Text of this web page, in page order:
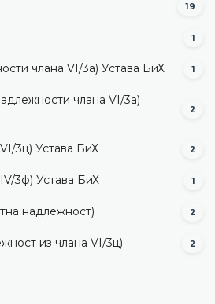
19
1
члана VI/3а) Устава БиХ 1
члана VI/3а)
2
3ц) Устава БиХ 2
3ф) Устава БиХ 1
надлежност) 2
из члана VI/3ц) 2